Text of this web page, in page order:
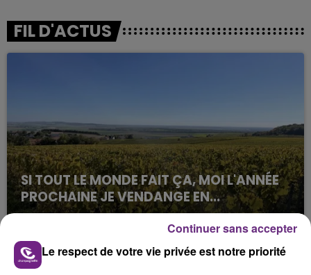
FIL D'ACTUS
SI TOUT LE MONDE FAIT ÇA, MOI L'ANNÉE
PROCHAINE JE VENDANGE EN...
La vendange en Champagne a débuté ce jeudi 6
août dans la commune de Montgueux (Aube). Du
jamais vu !
Le respect de votre vie privée est notre priorité
Continuer sans accepter